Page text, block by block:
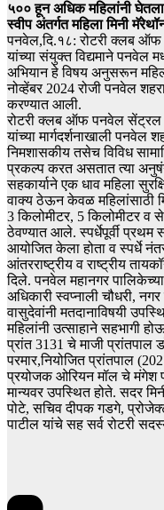
५०० हून अधिक महिलांनी
स्वीप अंतर्गत महिला मिनी
पनवेल,दि.१८: रोटरी क्लब
यांच्या संयुक्त विद्यमाने पनवेल
अभियान हे विषय अनुसरून महिला
नोव्हेंबर 2024 रोजी पनवेल
करण्यात आली.
रोटरी क्लब ऑफ पनवेल सेंट्रल
यांच्या मार्गदर्शनाखाली पनवेल
निमशासकीय तसेच विविध
प्रकल्प करत असतात त्या
सहकार्याने एक धाव महिला
वाक्य ठेऊन केवळ महिलांसाठी
3 किलोमीटर, 5 किलोमीटर व
ठेवण्यात आले. स्पर्धेपूर्वी प्रथम
आयोजित केला होता व स्पर्धे
आंतरराष्ट्रीय व राष्ट्रीय
दिले. पनवेल महानगर
अधिकारी स्वप्नाली चौधरी,
वासुदेवांनी मतदानाविषयी
महिलांनी उत्साहाने सहभागी
प्रांत 3131 चे माजी प्रांतपाल
परमार,नियोजित प्रांतपाल
प्रयोजक ओरियन मॉल चे मंगेश
मान्यवर उपस्थित होते. सदर
पोटे, सचिव दीपक गडगे,
पाटील यांचे सह सर्व रोटरी